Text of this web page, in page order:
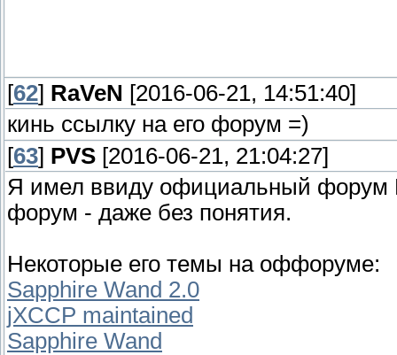
[62] RaVeN [2016-06-21, 14:51:40]
кинь ссылку на его форум =)
[63] PVS [2016-06-21, 21:04:27]
Я имел ввиду официальный форум
форум - даже без понятия.
Некоторые его темы на оффоруме:
Sapphire Wand 2.0
jXCCP maintained
Sapphire Wand